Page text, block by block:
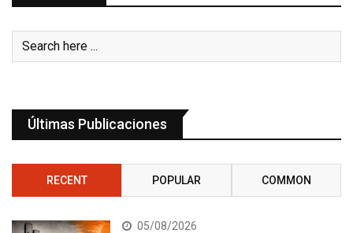
Últimas Publicaciones
RECENT POPULAR COMMON
05/08/2026